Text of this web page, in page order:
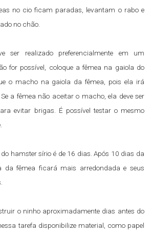
no cio ficam paradas, levantam o rabo e
no chão.
ser realizado preferencialmente em um
for possível, coloque a fêmea na gaiola do
o macho na gaiola da fêmea, pois ela irá
a fêmea não aceitar o macho, ela deve ser
evitar brigas. É possível testar o mesmo
hamster sírio é de 16 dias. Após 10 dias da
da fêmea ficará mais arredondada e seus
o ninho aproximadamente dias antes do
tarefa disponibilize material, como papel